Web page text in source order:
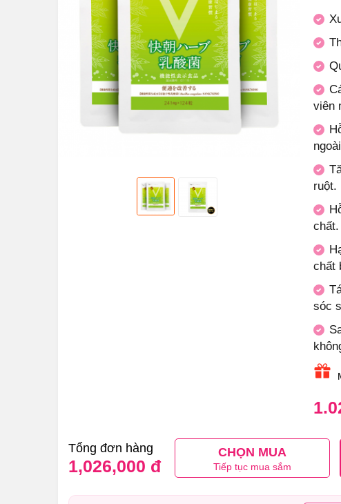
viên
ruột.
chất.
chất
sóc
Tổng đơn hàng
1,026,000 đ
CHỌN MUA
Tiếp tục mua sắm